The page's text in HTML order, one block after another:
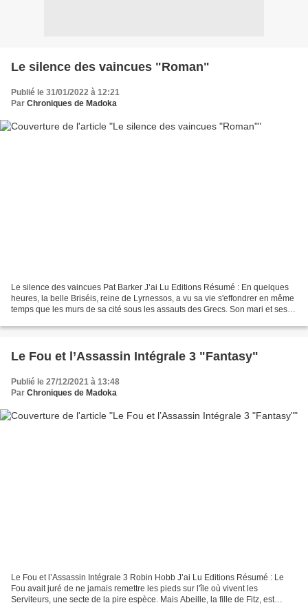
Le silence des vaincues "Roman"
Publié le 31/01/2022 à 12:21
Par Chroniques de Madoka
Le silence des vaincues Pat Barker J’ai Lu Editions Résumé : En quelques
heures, la belle Briséis, reine de Lyrnessos, a vu sa vie s'effondrer en même
temps que les murs de sa cité sous les assauts des Grecs. Son mari et ses
Le Fou et l’Assassin Intégrale 3 "Fantasy"
Publié le 27/12/2021 à 13:48
Par Chroniques de Madoka
Le Fou et l’Assassin Intégrale 3 Robin Hobb J’ai Lu Editions Résumé : Le
Fou avait juré de ne jamais remettre les pieds sur l'île où vivent les
Serviteurs, une secte de la pire espèce. Mais Abeille, la fille de Fitz, est